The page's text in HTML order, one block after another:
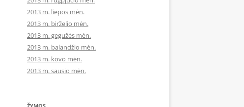
2013 m. liepos mėn.
2013 m. birželio mėn.
2013 m. gegužės mėn.
2013 m. balandžio mėn.
2013 m. kovo mėn.
2013 m. sausio mėn.